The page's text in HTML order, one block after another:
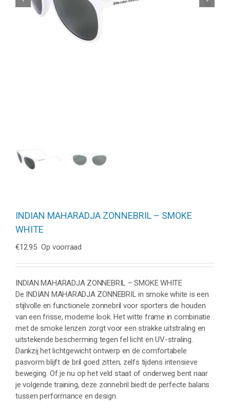
INDIAN MAHARADJA ZONNEBRIL – SMOKE
WHITE
€12.95 Op voorraad
INDIAN MAHARADJA ZONNEBRIL – SMOKE WHITE
De INDIAN MAHARADJA ZONNEBRIL in smoke white is een
stijlvolle en functionele zonnebril voor sporters die houden
van een frisse, moderne look. Het witte frame in combinatie
met de smoke lenzen zorgt voor een strakke uitstraling en
uitstekende bescherming tegen fel licht en UV-straling.
Dankzij het lichtgewicht ontwerp en de comfortabele
pasvorm blijft de bril goed zitten, zelfs tijdens intensieve
beweging. Of je nu op het veld staat of onderweg bent naar
je volgende training, deze zonnebril biedt de perfecte balans
tussen performance en design.